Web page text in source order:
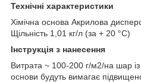
Технічні характеристики
Хімічна основа Акрилова
Щільність 1,01 кг/л (за + 20 °C)
Інструкція з нанесення
Витрата ~ 100-200 г/м2/на шар із
основи будуть вимагає